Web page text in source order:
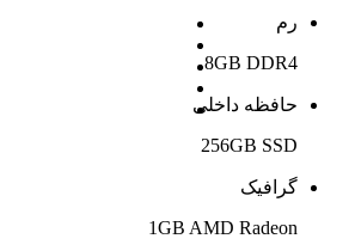
رم
8GB DDR4
حافظه داخلی
256GB SSD
گرافیک
1GB AMD Radeon